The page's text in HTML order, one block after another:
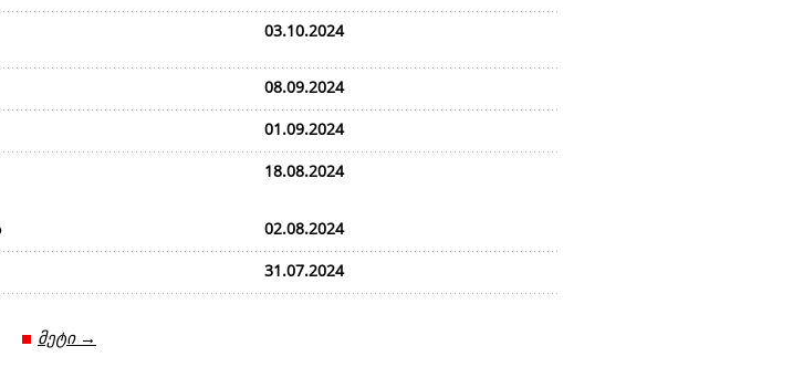
03.10.2024
08.09.2024
01.09.2024
18.08.2024
02.08.2024
31.07.2024
მეტი →